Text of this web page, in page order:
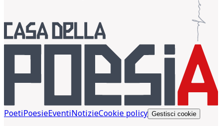
PoetiPoesieEventiNotizieCookie policy Gestisci cookie